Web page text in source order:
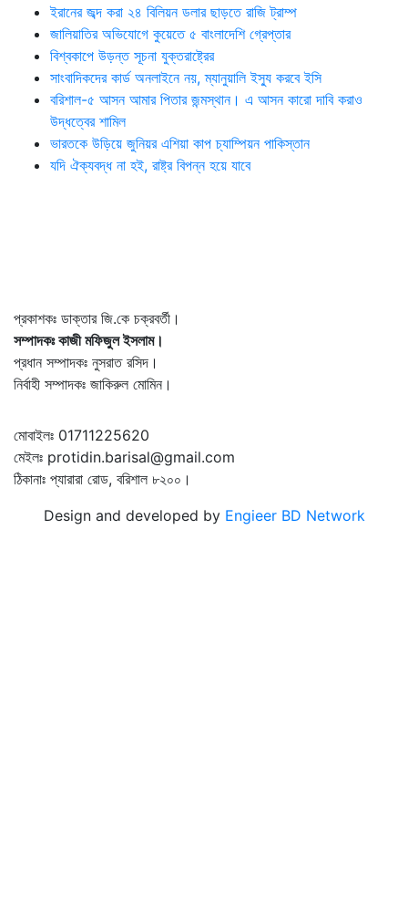
ইরানের জব্দ করা ২৪ বিলিয়ন ডলার ছাড়তে রাজি ট্রাম্প
জালিয়াতির অভিযোগে কুয়েতে ৫ বাংলাদেশি গ্রেপ্তার
বিশ্বকাপে উড়ন্ত সূচনা যুক্তরাষ্ট্রের
সাংবাদিকদের কার্ড অনলাইনে নয়, ম্যানুয়ালি ইস্যু করবে ইসি
বরিশাল-৫ আসন আমার পিতার জন্মস্থান। এ আসন কারো দাবি করাও
উদ্ধত্বের শামিল
ভারতকে উড়িয়ে জুনিয়র এশিয়া কাপ চ্যাম্পিয়ন পাকিস্তান
যদি ঐক্যবদ্ধ না হই, রাষ্ট্র বিপন্ন হয়ে যাবে
প্রকাশকঃ ডাক্তার জি.কে চক্রবর্তী।
সম্পাদকঃ কাজী মফিজুল ইসলাম।
প্রধান সম্পাদকঃ নুসরাত রসিদ।
নির্বাহী সম্পাদকঃ জাকিরুল মোমিন।
মোবাইলঃ 01711225620
মেইলঃ protidin.barisal@gmail.com
ঠিকানাঃ প্যারারা রোড, বরিশাল ৮২০০।
Design and developed by Engieer BD Network